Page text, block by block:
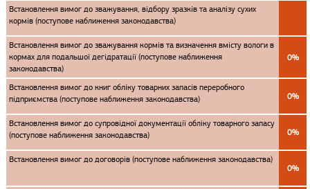
Встановлення вимог до зважування, відбору зразків та аналізу сухих
кормів (поступове наближення законодавства)
Встановлення вимог до зважування кормів та визначення вмісту вологи в
кормах для подальшої дегідратації (поступове наближення
законодавства)
0%
Встановлення вимог до книг обліку товарних запасів переробного
підприємства (поступове наближення законодавства)
0%
Встановлення вимог до супровідної документації обліку товарного запасу
(поступове наближення законодавства)
0%
Встановлення вимог до договорів (поступове наближення законодавства)
0%